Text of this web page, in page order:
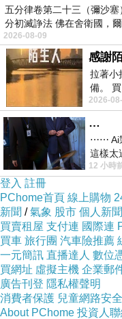
柚.樂2019年暑假
傍晚是要去爬鐵砧
下起雨了!
五分律卷第二十三（彌沙
分初滅諍法 佛在舍衛國，
2026-08-09
感謝
拉著小
備。
紙箱。
2026-
…
⋯⋯ Ai
這樣太
絲不掛
12 小時
登入 註冊
PChome首頁 線上購物
新聞 /氣象 股市 個人新
買賣租屋 支付連 國際連
買車 旅行團 汽車險推薦
一元簡訊 直播達人 數位
買網址 虛擬主機 企業郵
廣告刊登 隱私權聲明
消費者保護 兒童網路安全
About PChome 投資人